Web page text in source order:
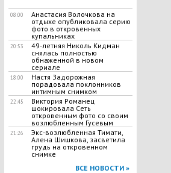
08:00
Анастасия Волочкова на
отдыхе опубликовала серию
фото в откровенных
купальниках
20:53
49-летняя Николь Кидман
снялась полностью
обнаженной в новом
сериале
18:00
Настя Задорожная
порадовала поклонников
интимным снимком
22:45
Виктория Романец
шокировала Сеть
откровенным фото со своим
возлюбленным Гусевым
21:26
Экс-возлюбленная Тимати,
Алена Шишкова, засветила
грудь на откровенном
снимке
ВСЕ НОВОСТИ »